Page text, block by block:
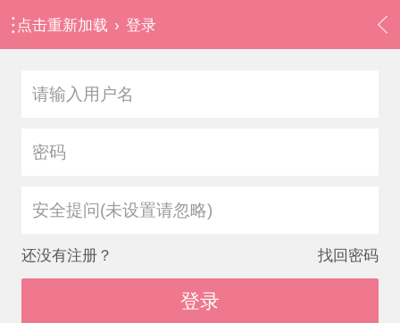
点击重新加载 › 登录
安全提问(未设置请忽略)
还没有注册？ 找回密码
登录